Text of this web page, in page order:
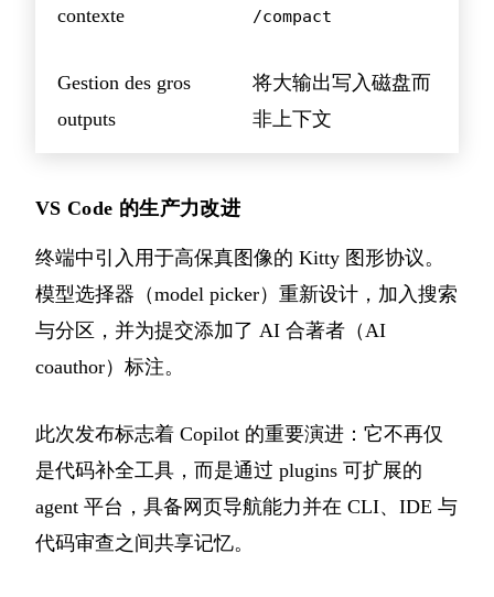
contexte
/compact
Gestion des gros
outputs
将大输出写入磁盘而
非上下文
VS Code 的生产力改进
终端中引入用于高保真图像的 Kitty 图形协议。
模型选择器（model picker）重新设计，加入搜索
与分区，并为提交添加了 AI 合著者（AI
coauthor）标注。
此次发布标志着 Copilot 的重要演进：它不再仅
是代码补全工具，而是通过 plugins 可扩展的
agent 平台，具备网页导航能力并在 CLI、IDE 与
代码审查之间共享记忆。